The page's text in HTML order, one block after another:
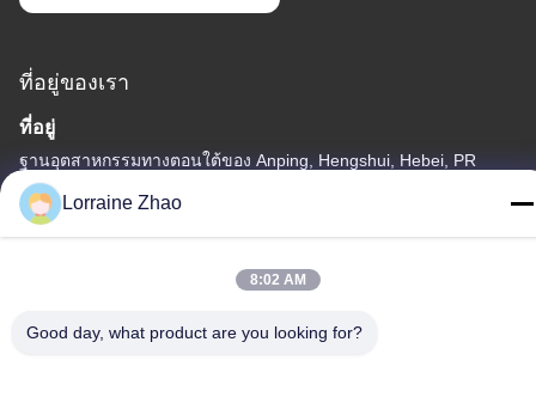
ที่อยู่ของเรา
ที่อยู่
ฐานอุตสาหกรรมทางตอนใต้ของ Anping, Hengshui, Hebei, PR
China
โทรศัพท์
Lorraine Zhao
8:02 AM
Good day, what product are you looking for?